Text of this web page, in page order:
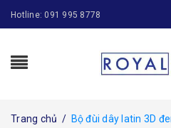
Hotline: 091 995 8778
Trang chủ / Bộ đùi dây latin 3D